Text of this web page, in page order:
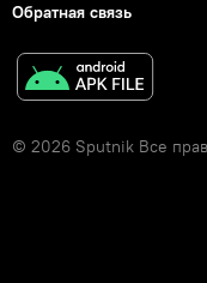
Обратная связь
© 2026 Sputnik Все